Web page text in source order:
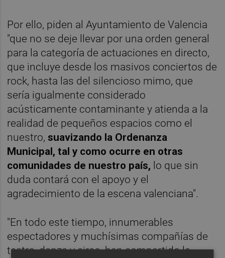
Por ello, piden al Ayuntamiento de Valencia
"que no se deje llevar por una orden general
para la categoría de actuaciones en directo,
que incluye desde los masivos conciertos de
rock, hasta las del silencioso mimo, que
sería igualmente considerado
acústicamente contaminante y atienda a la
realidad de pequeños espacios como el
nuestro,suavizando la Ordenanza
Municipal, tal y como ocurre en otras
comunidades de nuestro país, lo que sin
duda contará con el apoyo y el
agradecimiento de la escena valenciana".
"En todo este tiempo, innumerables
espectadores y muchísimas compañías de
teatro, danza y circo, han compartido la